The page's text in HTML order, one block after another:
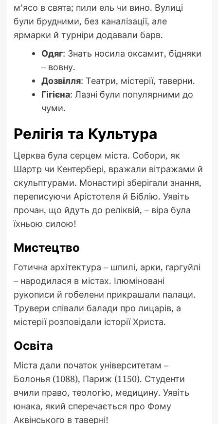
м’ясо в свята; пили ель чи вино. Вулиці
були брудними, без каналізації, але
ярмарки й турніри додавали барв.
Одяг: Знать носила оксамит, бідняки
– вовну.
Дозвілля: Театри, містерії, таверни.
Гігієна: Лазні були популярними до
чуми.
Релігія та Культура
Церква була серцем міста. Собори, як
Шартр чи Кентербері, вражали вітражами й
скульптурами. Монастирі зберігали знання,
переписуючи Арістотеля й Біблію. Уявіть
прочан, що йдуть до реліквій, – віра була
їхньою силою!
Мистецтво
Готична архітектура – шпилі, арки, гаргуйлі
– народилася в містах. Ілюміновані
рукописи й гобелени прикрашали палаци.
Трувери співали балади про лицарів, а
містерії розповідали історії Христа.
Освіта
Міста дали початок університетам –
Болонья (1088), Париж (1150). Студенти
вчили право, теологію, медицину. Уявіть
юнака, який сперечається про Фому
Аквінського в таверні!